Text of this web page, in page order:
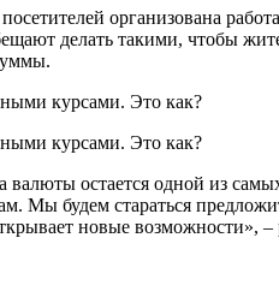
организована
делать такими, чтобы
остается одной из
Мы будем стараться
новые возможности», –